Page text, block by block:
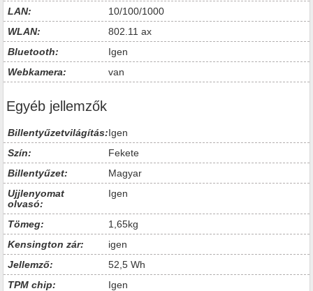
LAN:
10/100/1000
WLAN:
802.11 ax
Bluetooth:
Igen
Webkamera:
van
Egyéb jellemzők
Billentyűzetvilágítás:Igen
Szín:
Fekete
Billentyűzet:
Magyar
Ujjlenyomat
olvasó:
Igen
Tömeg:
1,65kg
Kensington zár:
igen
Jellemző:
52,5 Wh
TPM chip:
Igen